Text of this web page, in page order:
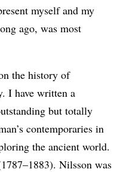
myself and my
ago, was most
the history of
I have written a
but totally
contemporaries in
the ancient world.
Nilsson was